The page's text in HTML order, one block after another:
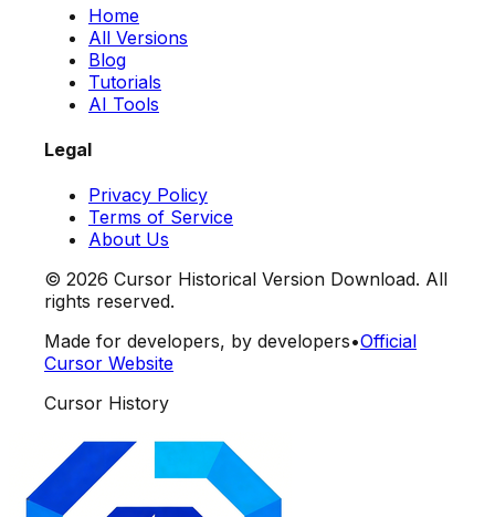
Home
All Versions
Blog
Tutorials
AI Tools
Legal
Privacy Policy
Terms of Service
About Us
© 2026 Cursor Historical Version Download. All
rights reserved.
Made for developers, by developers•Official
Cursor Website
Cursor History